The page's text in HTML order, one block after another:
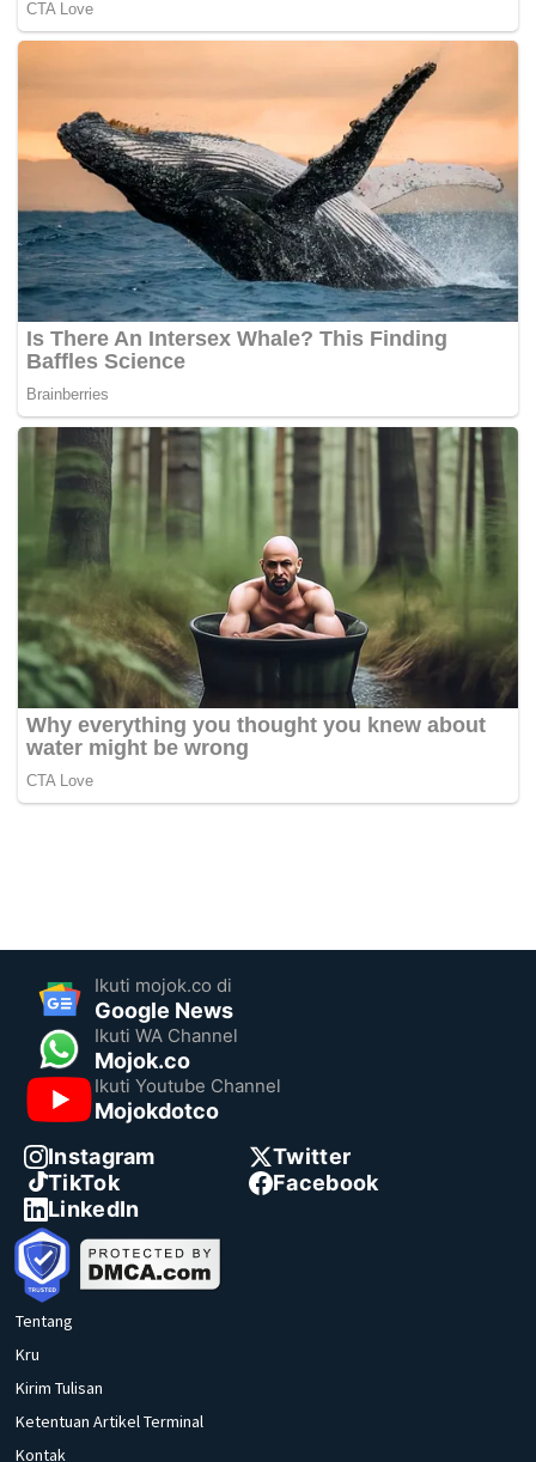
Ikuti mojok.co di
Google News
Ikuti WA Channel
Mojok.co
Ikuti Youtube Channel
Mojokdotco
Instagram
Twitter
TikTok
Facebook
LinkedIn
Tentang
Kru
Kirim Tulisan
Ketentuan Artikel Terminal
Kontak